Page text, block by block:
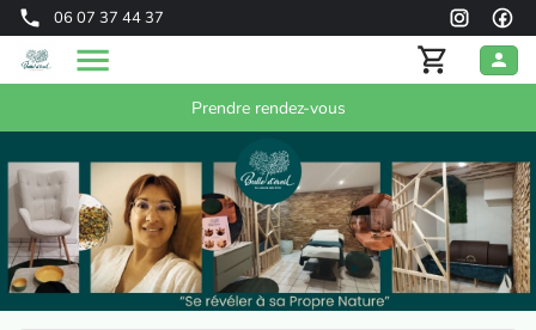
06 07 37 44 37
Prendre rendez-vous